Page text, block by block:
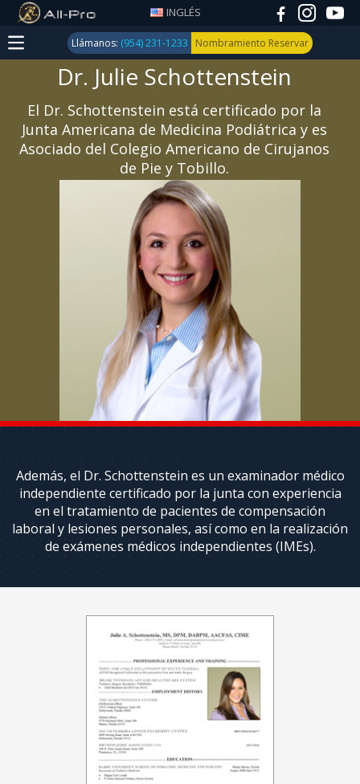
INGLÉS
Llámanos: (954) 231-1233 Nombramiento Reservar
Trauma
Cuello
Ortopédicos
manejo
Dr. Julie Schottenstein
El Dr. Schottenstein está certificado por la
Junta Americana de Medicina Podiátrica y es
Asociado del Colegio Americano de Cirujanos
de Pie y Tobillo.
Además, el Dr. Schottenstein es un examinador médico
independiente certificado por la junta con experiencia
en el tratamiento de pacientes de compensación
laboral y lesiones personales, así como en la realización
de exámenes médicos independientes (IMEs).